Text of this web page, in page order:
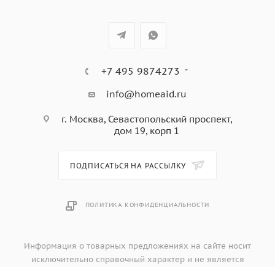
+7 495 9874273
info@homeaid.ru
г. Москва, Севастопольский проспект,
дом 19, корп 1
ПОДПИСАТЬСЯ НА РАССЫЛКУ
ПОЛИТИКА КОНФИДЕНЦИАЛЬНОСТИ
Информация о товарных предложениях на сайте носит
исключительно справочный характер и не является